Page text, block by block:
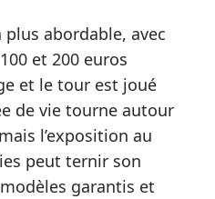
plus abordable, avec
et 200 euros
et le tour est joué
de vie tourne autour
l’exposition au
peut ternir son
garantis et